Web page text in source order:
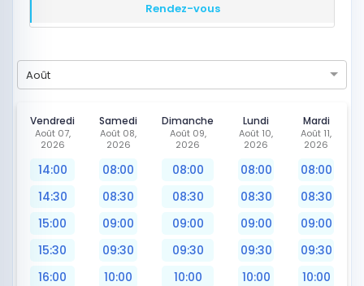
Rendez-vous
Août
Vendredi
Août 07,
2026
14:00
14:30
15:00
15:30
16:00
Samedi
Août 08,
2026
08:00
08:30
09:00
09:30
10:00
Dimanche
Août 09,
2026
08:00
08:30
09:00
09:30
10:00
Lundi
Août 10,
2026
08:00
08:30
09:00
09:30
10:00
Mardi
Août 11,
2026
08:00
08:30
09:00
09:30
10:00